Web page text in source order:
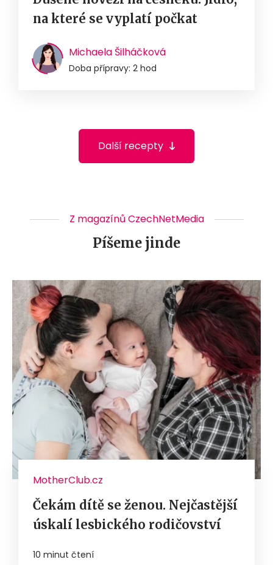
na které se vyplatí počkat
Michaela Šilháčková
Doba přípravy: 2 hod
Další recepty
Z magazínů CzechNetMedia
Píšeme jinde
MotherClub.cz
Čekám dítě se ženou. Nejčastější
úskalí lesbického rodičovství
10 minut čtení